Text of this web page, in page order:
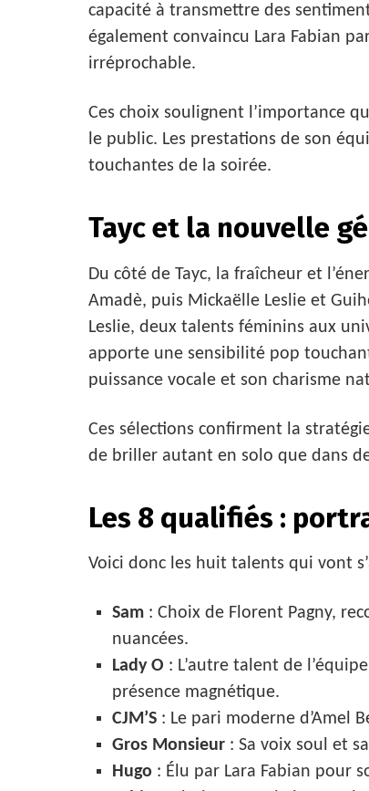
capacité à transmettre des
également convaincu Lara Fabian
irréprochable.
Ces choix soulignent l’importance
le public. Les prestations de son
touchantes de la soirée.
Tayc et la nouvelle
Du côté de Tayc, la fraîcheur et
Amadè, puis Mickaëlle Leslie et
Leslie, deux talents féminins aux
apporte une sensibilité pop
puissance vocale et son charisme
Ces sélections confirment la
de briller autant en solo que dans
Les 8 qualifiés :
Voici donc les huit talents qui vont
Sam : Choix de Florent Pagny,
nuancées.
Lady O : L’autre talent de
présence magnétique.
CJM’S : Le pari moderne d’Amel
Gros Monsieur : Sa voix soul et
Hugo : Élu par Lara Fabian pour